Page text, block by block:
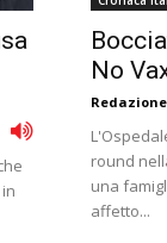
No
round
una
affetto...